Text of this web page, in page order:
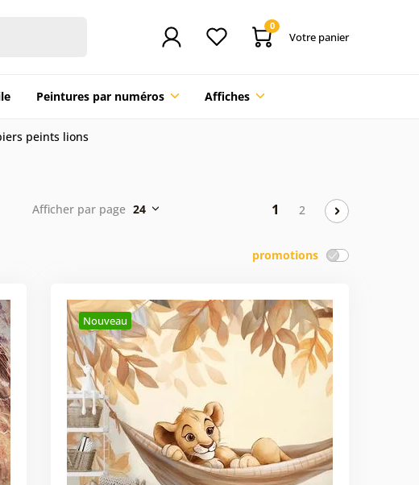
0
Votre panier
Peintures par numéros Affiches
peints lions
Afficher par page 24 1 2
promotions
Nouveau